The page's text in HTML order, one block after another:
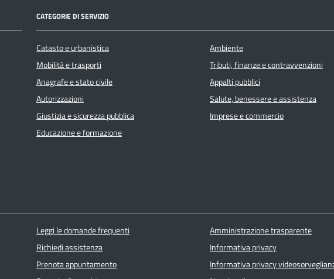
CATEGORIE DI SERVIZIO
Catasto e urbanistica
Mobilità e trasporti
Anagrafe e stato civile
Autorizzazioni
Giustizia e sicurezza pubblica
Educazione e formazione
Ambiente
Tributi, finanze e contravvenzioni
Appalti pubblici
Salute, benessere e assistenza
Imprese e commercio
Leggi le domande frequenti
Richiedi assistenza
Prenota appuntamento
Amministrazione trasparente
Informativa privacy
Informativa privacy